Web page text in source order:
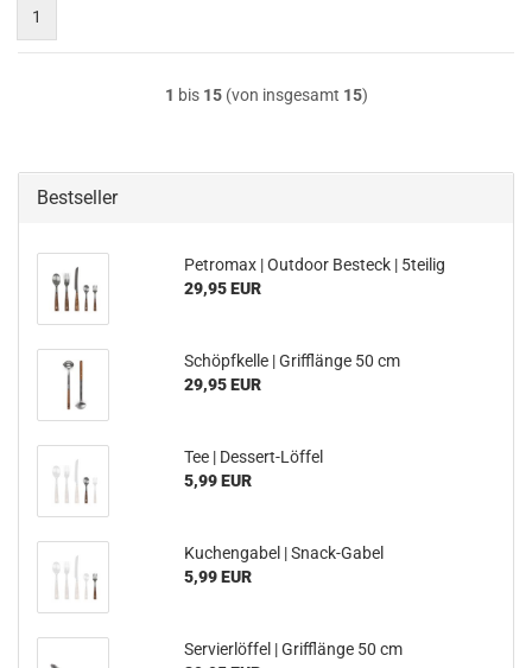
1
1 bis 15(von insgesamt 15)
Bestseller
Petromax | Outdoor Besteck | 5teilig
29,95 EUR
Schöpfkelle | Grifflänge 50 cm
29,95 EUR
Tee | Dessert-Löffel
5,99 EUR
Kuchengabel | Snack-Gabel
5,99 EUR
Servierlöffel | Grifflänge 50 cm